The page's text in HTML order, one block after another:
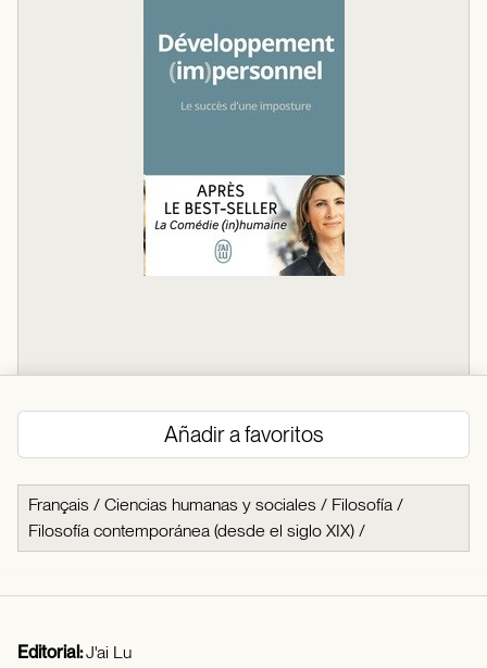
Añadir a favoritos
Français / Ciencias humanas y sociales / Filosofía /
Filosofía contemporánea (desde el siglo XIX) /
Editorial:J'ai Lu